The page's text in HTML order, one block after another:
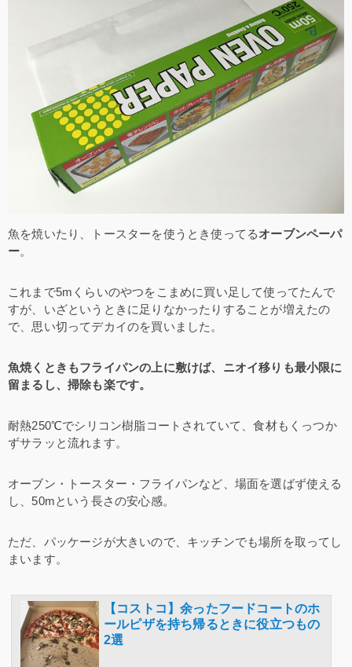
魚を焼いたり、トースターを使うとき使ってるオーブンペーパ
ー。
これまで5mくらいのやつをこまめに買い足して使ってたんで
すが、いざというときに足りなかったりすることが増えたの
で、思い切ってデカイのを買いました。
魚焼くときもフライパンの上に敷けば、ニオイ移りも最小限に
留まるし、掃除も楽です。
耐熱250℃でシリコン樹脂コートされていて、食材もくっつか
ずサラッと流れます。
オーブン・トースター・フライパンなど、場面を選ばず使える
し、50mという長さの安心感。
ただ、パッケージが大きいので、キッチンでも場所を取ってし
まいます。
【コストコ】余ったフードコートのホ
ールピザを持ち帰るときに役立つもの
2選